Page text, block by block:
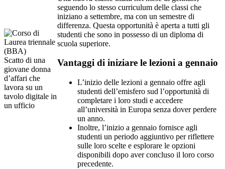
Scatto di una
giovane donna
d’affari che
lavora su un
tavolo digitale in
un ufficio
seguendo lo stesso curriculum delle classi che
iniziano a settembre, ma con un semestre di
differenza. Questa opportunità è aperta a tutti gli
studenti che sono in possesso di un diploma di
scuola superiore.
Vantaggi di iniziare le lezioni a gennaio
L’inizio delle lezioni a gennaio offre agli
studenti dell’emisfero sud l’opportunità di
completare i loro studi e accedere
all’università in Europa senza dover perdere
un anno.
Inoltre, l’inizio a gennaio fornisce agli
studenti un periodo aggiuntivo per riflettere
sulle loro scelte e esplorare le opzioni
disponibili dopo aver concluso il loro corso
precedente.